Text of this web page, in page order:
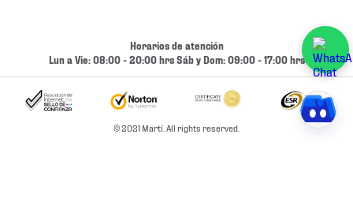
Cambios y Devoluciones
Contacto
Condiciones de Entrega
Términos y Condiciones
Horarios de atención
Lun a Vie: 08:00 - 20:00 hrs Sáb y Dom: 09:00 - 17:00 hrs
© 2021 Martí. All rights reserved.